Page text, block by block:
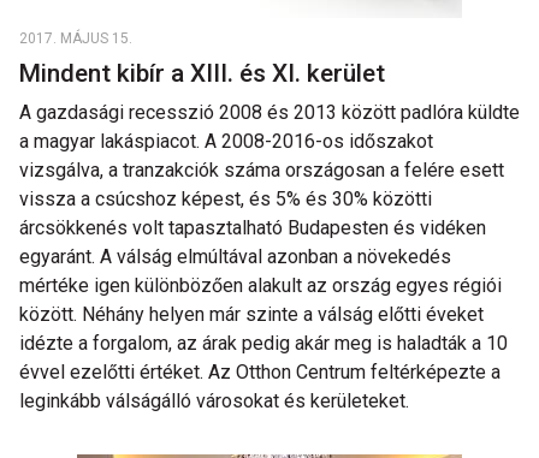
2017. MÁJUS 15.
Mindent kibír a XIII. és XI. kerület
A gazdasági recesszió 2008 és 2013 között padlóra küldte
a magyar lakáspiacot. A 2008-2016-os időszakot
vizsgálva, a tranzakciók száma országosan a felére esett
vissza a csúcshoz képest, és 5% és 30% közötti
árcsökkenés volt tapasztalható Budapesten és vidéken
egyaránt. A válság elmúltával azonban a növekedés
mértéke igen különbözően alakult az ország egyes régiói
között. Néhány helyen már szinte a válság előtti éveket
idézte a forgalom, az árak pedig akár meg is haladták a 10
évvel ezelőtti értéket. Az Otthon Centrum feltérképezte a
leginkább válságálló városokat és kerületeket.